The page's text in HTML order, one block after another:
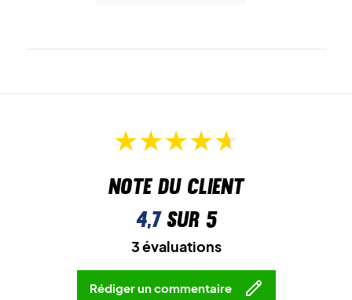
Note du client
4,7sur 5
3 évaluations
Rédiger un commentaire